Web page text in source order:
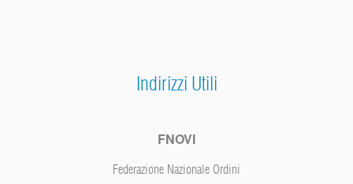
Indirizzi Utili
FNOVI
Federazione Nazionale Ordini